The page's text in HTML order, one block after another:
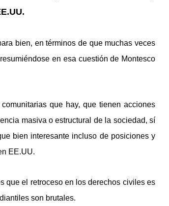
bien, en términos de que muchas veces
en esa cuestión de Montesco
que hay, que tienen acciones
masiva o estructural de la sociedad, sí
bien interesante incluso de posiciones y
EE.UU.
que el retroceso en los derechos civiles es
son brutales.